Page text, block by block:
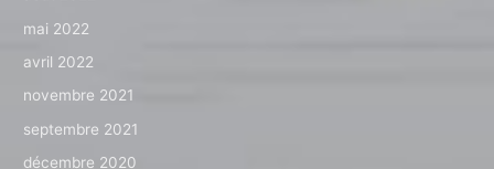
mai 2022
avril 2022
novembre 2021
septembre 2021
décembre 2020